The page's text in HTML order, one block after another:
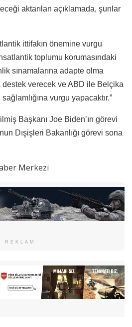
aktarılan açıklamada, şunlar
ittifakın önemine vurgu
toplumu korumasındaki
sınamalarına adapte olma
destek verecek ve ABD ile Belçika
vurgu yapacaktır.”
Başkanı Joe Biden’ın görevi
Dışişleri Bakanlığı görevi sona
Merkezi
REKLAM